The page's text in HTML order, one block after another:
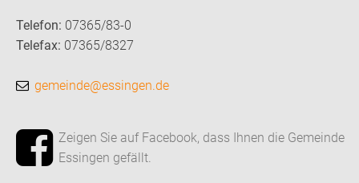
Telefon: 07365/83-0
Telefax: 07365/8327
gemeinde@essingen.de
Zeigen Sie auf Facebook, dass Ihnen die Gemeinde
Essingen gefällt.